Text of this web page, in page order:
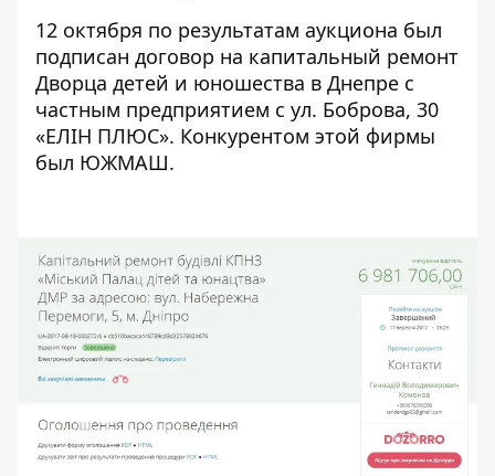
12 октября по результатам аукциона был
подписан договор на капитальный ремонт
Дворца детей и юношества в Днепре с
частным предприятием с ул. Боброва, 30
«ЕЛІН ПЛЮС». Конкурентом этой фирмы
был ЮЖМАШ.